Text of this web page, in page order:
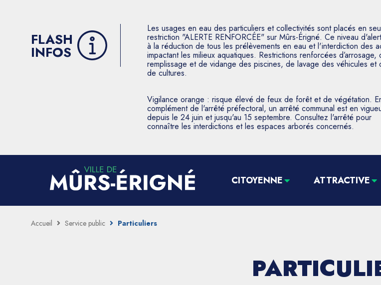
FLASH
INFOS
Les usages en eau des particuliers et collectivités sont placés en
restriction "ALERTE RENFORCÉE" sur Mûrs-Érigné. Ce niveau
à la réduction de tous les prélèvements en eau et l'interdiction des
impactant les milieux aquatiques. Restrictions renforcées d’arrosage,
remplissage et de vidange des piscines, de lavage des véhicules et
de cultures.
Vigilance orange : risque élevé de feux de forêt et de végétation.
complément de l'arrêté préfectoral, un arrêté communal est en
depuis le 24 juin et jusqu'au 15 septembre. Consultez l'arrêté pour
connaître les interdictions et les espaces arborés concernés.
CITOYENNE ATTRACTIVE
Accueil Service public Particuliers